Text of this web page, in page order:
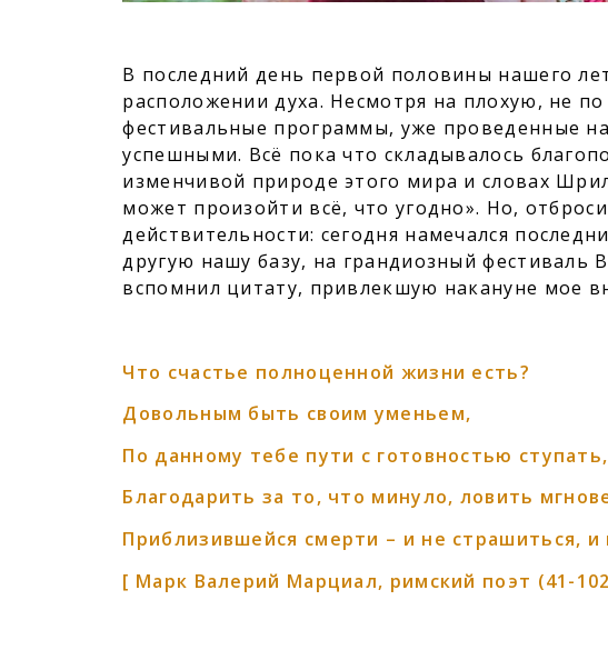
В последний день первой половины нашего
расположении духа. Несмотря на плохую, не
фестивальные программы, уже проведенные
успешными. Всё пока что складывалось
изменчивой природе этого мира и словах
может произойти всё, что угодно». Но,
действительности: сегодня намечался
другую нашу базу, на грандиозный фестиваль
вспомнил цитату, привлекшую накануне мое
Что счастье полноценной жизни есть?
Довольным быть своим уменьем,
По данному тебе пути с готовностью ступать,
Благодарить за то, что минуло, ловить
Приблизившейся смерти – и не страшиться, и
[ Марк Валерий Марциал, римский поэт (41-